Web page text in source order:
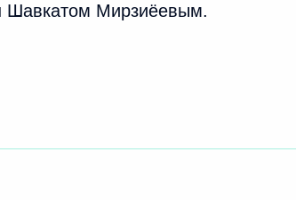
Шавкатом Мирзиёевым.